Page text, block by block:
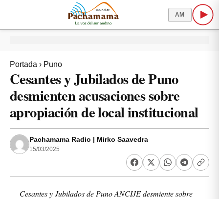
AM
Portada › Puno
Cesantes y Jubilados de Puno
desmienten acusaciones sobre
apropiación de local institucional
Pachamama Radio | Mirko Saavedra
15/03/2025
Cesantes y Jubilados de Puno ANCIJE desmiente sobre